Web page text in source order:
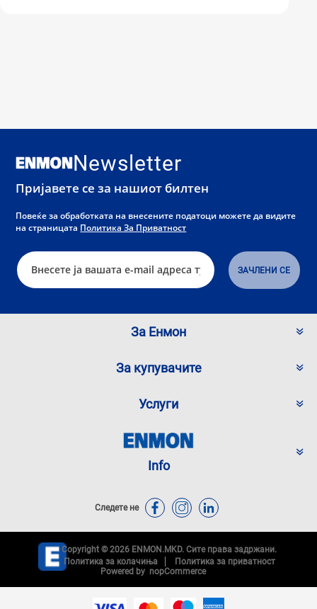
Newsletter
Пријавете се за нашиот билтен
Повеќе за обработката на внесените податоци можете да видите
на страницата Политика За Приватност
За Енмон
За купувачите
Услуги
Info
Следете не
Copyright © 2026 ENMON.MKD. Сите права задржани.
Политика за колачиња
Политика за приватност
Powered by nopCommerce